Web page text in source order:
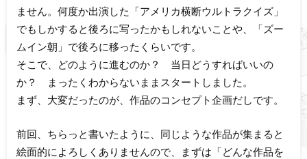
ません。何度か出演した「アメリカ横断ウルトラクイズ」
でもしかすると後ろに写ったかもしれないことや、「ズー
ムイン朝」で後ろに移ったくらいです。
そこで、どのように進むのか？ 当日どうすればいいの
か？ まったくわからないままスタートしました。
まず、大変だったのが、作品のコンセプト企画だしです。
前回、ちらっと書いたように、同じような作品が集まると
絵面的によろしくありませんので、まずは「どんな作品を